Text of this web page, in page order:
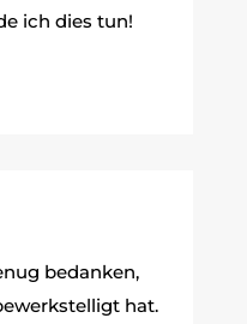
ich dies tun!
bedanken,
hat.